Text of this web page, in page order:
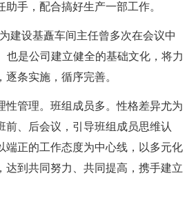
手，配合搞好生产一部工作。
为建设基矗车间主任曾多次在会议中
也是公司建立健全的基础文化，将力
条实施，循序完善。
性管理。班组成员多。性格差异尤为
前、后会议，引导班组成员思维认
端正的工作态度为中心线，以多元化
达到共同努力、共同提高，携手建立